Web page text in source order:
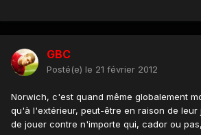
GBC
Posté(e) le 21 février 2012
Norwich, c'est quand même globalement
qu'à l'extérieur, peut-être en raison de leur
de jouer contre n'importe qui, cador ou